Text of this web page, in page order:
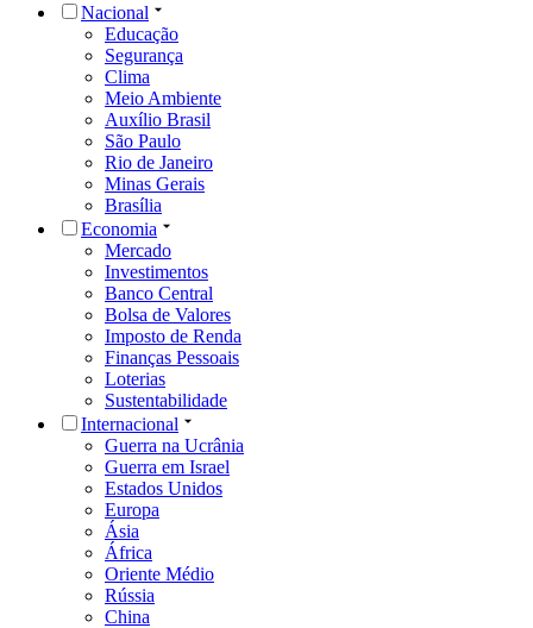
Nacional
Educação
Segurança
Clima
Meio Ambiente
Auxílio Brasil
São Paulo
Rio de Janeiro
Minas Gerais
Brasília
Economia
Mercado
Investimentos
Banco Central
Bolsa de Valores
Imposto de Renda
Finanças Pessoais
Loterias
Sustentabilidade
Internacional
Guerra na Ucrânia
Guerra em Israel
Estados Unidos
Europa
Ásia
África
Oriente Médio
Rússia
China